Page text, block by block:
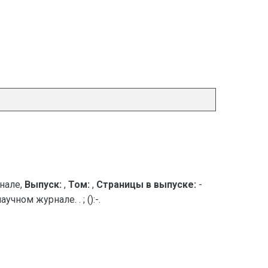
Выпуск: , Том: , Страницы в выпуске: -
журнале. . ; ():-.